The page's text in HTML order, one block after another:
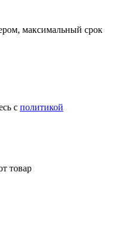
максимальный срок
с политикой
товар